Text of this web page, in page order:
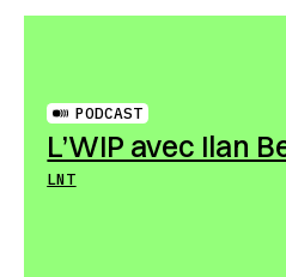
PODCAST
L’WIP avec Ilan
LNT